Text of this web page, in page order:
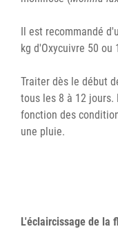
Il est recommandé
kg d'Oxycuivre 50 ou
Traiter dès le début
tous les 8 à 12 jours.
fonction des
une pluie.
L'éclaircissage de la